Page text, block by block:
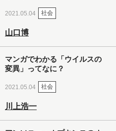
2021.05.04 社会
山口博
マンガでわかる「ウイルスの
変異」ってなに？
2021.05.04 社会
川上浩一